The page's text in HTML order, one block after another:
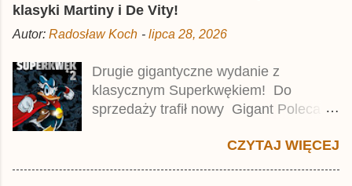
o
m
e
t
a
r
z
klasyki Martiny i De Vity!
Autor: Radosław Koch - lipca 28, 2026
Drugie gigantyczne wydanie z
klasycznym Superkwękiem! Do
sprzedaży trafił nowy Gigant Poleca
Jest to kolejny 624-stronicowy tom z
CZYTAJ WIĘCEJ